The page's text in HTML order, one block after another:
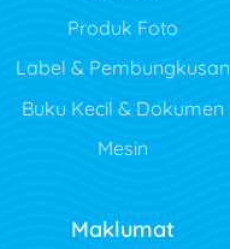
Produk Foto
Label & Pembungkusan
Buku Kecil & Dokumen
Mesin
Maklumat